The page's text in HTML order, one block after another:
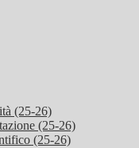
(25-26)
(25-26)
(25-26)